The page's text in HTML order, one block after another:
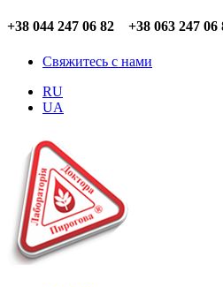
+38 044 247 06 82 +38 063 247
Свяжитесь с нами
RU
UA